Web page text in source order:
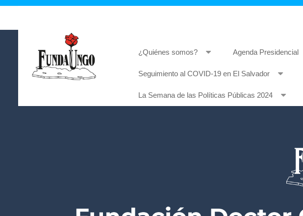
¿Quiénes somos? Agenda Presidencial
Seguimiento al COVID-19 en El Salvador
La Semana de las Políticas Públicas 2024